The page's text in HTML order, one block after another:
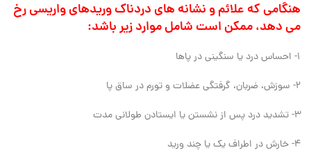
هنگامی که علائم و نشانه های دردناک وریدهای واریسی رخ
می دهد، ممکن است شامل موارد زیر باشد:
1- احساس درد یا سنگینی در پاها
2- سوزش، ضربان، گرفتگی عضلات و تورم در ساق پا
3- تشدید درد پس از نشستن یا ایستادن طولانی مدت
4- خارش در اطراف یک یا چند ورید